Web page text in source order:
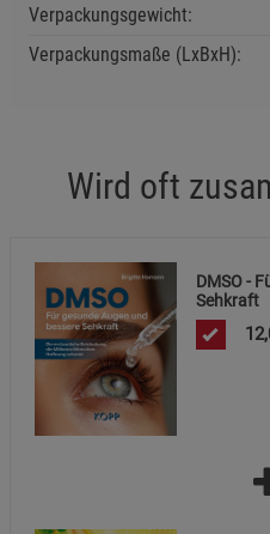
Verpackungsgewicht:
Verpackungsmaße (LxBxH):
Wird oft
DMSO -
Sehkraft